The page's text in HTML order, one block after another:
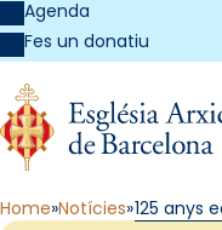
Agenda
Fes un donatiu
Home Notícies 125 anys